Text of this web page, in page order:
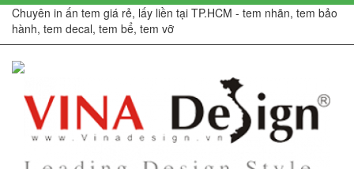
Chuyên in ấn tem giá rẻ, lấy liền tại TP.HCM - tem nhãn, tem bảo
hành, tem decal, tem bể, tem vỡ